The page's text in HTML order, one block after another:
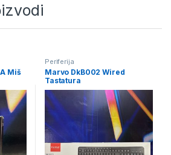
Miš
Periferija
Marvo DkB002 Wired
Tastatura